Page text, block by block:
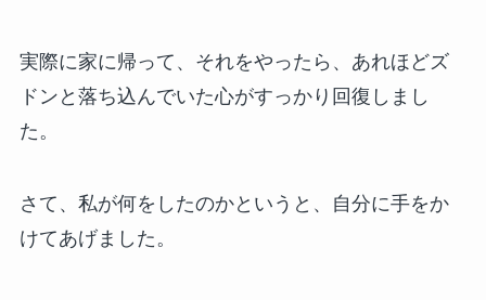
実際に家に帰って、それをやったら、あれほどズ
ドンと落ち込んでいた心がすっかり回復しまし
た。
さて、私が何をしたのかというと、自分に手をか
けてあげました。